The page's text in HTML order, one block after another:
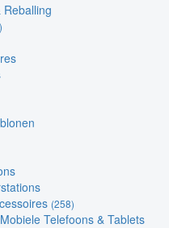
(258)
Mobiele Telefoons & Tablets